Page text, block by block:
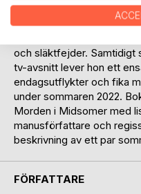
antikaffärer och kyrkor. I
pensionär ett stillsamt liv
och släktfejder. Samtidigt
tv-avsnitt lever hon ett
endagsutflykter och fika
under sommaren 2022.
Morden i Midsomer med
manusförfattare och
beskrivning av ett par
FÖRFATTARE